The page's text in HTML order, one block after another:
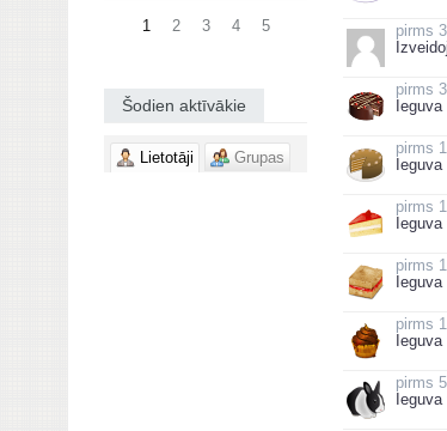
1 2 3 4 5
Šodien aktīvākie
Lietotāji Grupas